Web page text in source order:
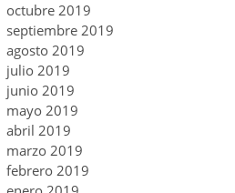
octubre 2019
septiembre 2019
agosto 2019
julio 2019
junio 2019
mayo 2019
abril 2019
marzo 2019
febrero 2019